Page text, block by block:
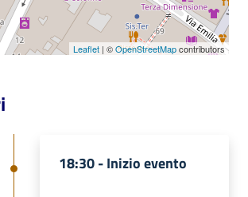
Leaflet | ©OpenStreetMapcontributors
18:30 -Inizio evento